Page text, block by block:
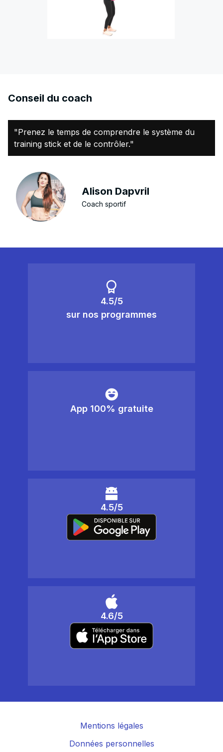
Conseil du coach
"Prenez le temps de comprendre le système du
training stick et de le contrôler."
Alison Dapvril
Coach sportif
4.5/5
sur nos programmes
App 100% gratuite
4.5/5
4.6/5
Mentions légales
Données personnelles